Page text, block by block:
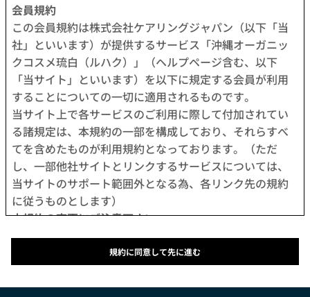
会員規約
この会員規約は株式会社ケアリングジャパン（以下「当
社」といいます）が提供するサービス「沖縄オーガニッ
クコスメ琉白（ルハク）」（ヘルプページ含む、以下
「当サイト」といいます）を以下に規定する会員が利用
することについての一切に適用されるものです。
当サイト上で各サービスのご利用に際して付加されてい
る諸規定は、本規約の一部を構成しており、それらすべ
てを含めたものが利用規約となっております。（ただ
し、一部他社サイトとリンクするサービスについては、
当サイトのサポート範囲外となる為、各リンク先の規約
に従うものとします）
本規約の変更にご注意下さい
1. 当社は、会員の了承を得ることなく本規約を随時変更
することができるものとし、会員はこれを承諾します。
2. 前項の変更については、当サイト上に1ヵ月間表示した
時点で、全ての会員が了承したものとみなします。
規約に同意して先に進む